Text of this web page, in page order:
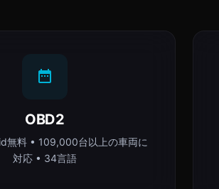
OBD2
無料 • 109,000台以上の車両に
対応 • 34言語